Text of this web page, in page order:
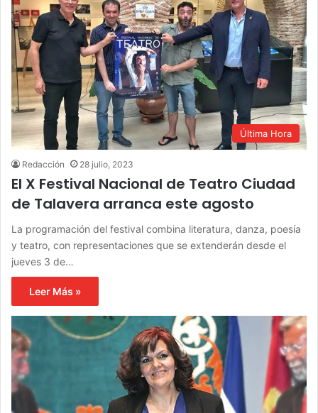
Última Hora
Redacción 28 julio, 2023
El X Festival Nacional de Teatro Ciudad
de Talavera arranca este agosto
La programación del festival combina literatura, danza, poesía
y teatro, con representaciones que se extenderán desde el
jueves 3 de…
Leer Más »